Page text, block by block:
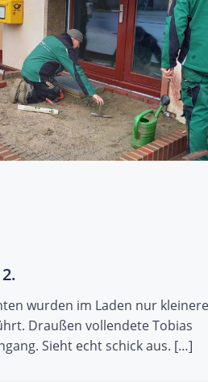
wurden im Laden nur kleinere
Draußen vollendete Tobias
Sieht echt schick aus. […]